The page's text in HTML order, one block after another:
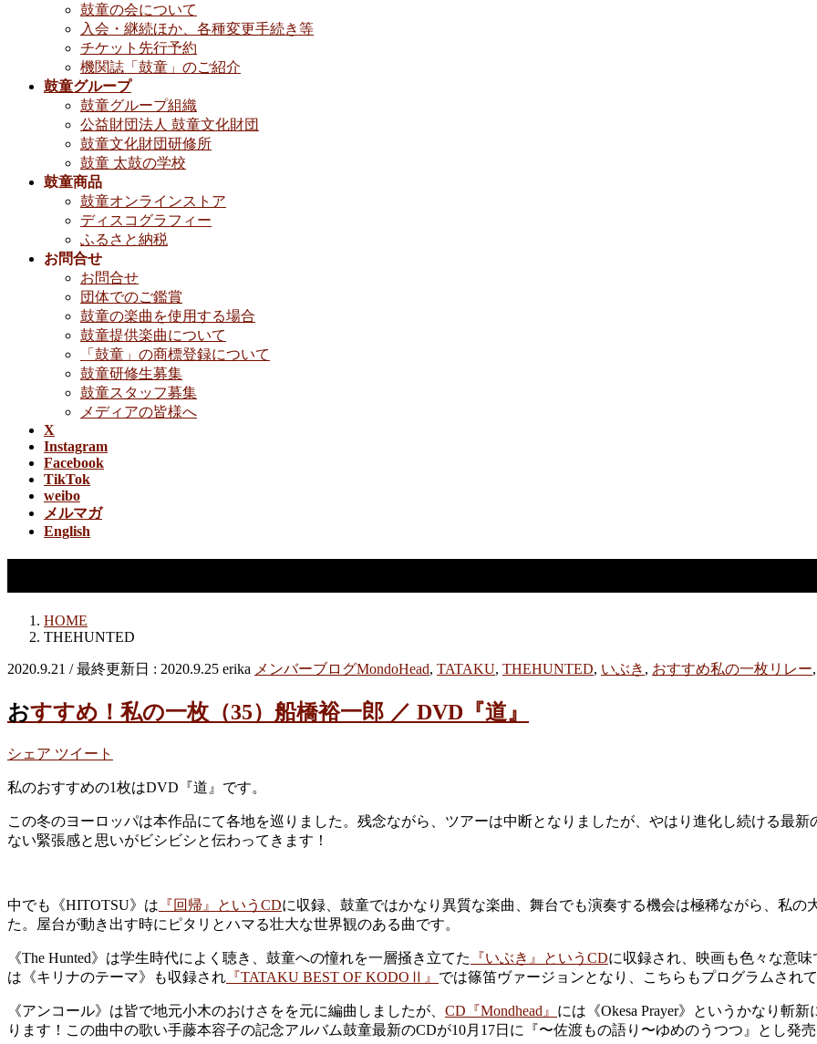
鼓童の会について
入会・継続ほか、各種変更手続き等
チケット先行予約
機関誌「鼓童」のご紹介
鼓童グループ
鼓童グループ組織
公益財団法人 鼓童文化財団
鼓童文化財団研修所
鼓童 太鼓の学校
鼓童商品
鼓童オンラインストア
ディスコグラフィー
ふるさと納税
お問合せ
お問合せ
団体でのご鑑賞
鼓童の楽曲を使用する場合
鼓童提供楽曲について
「鼓童」の商標登録について
鼓童研修生募集
鼓童スタッフ募集
メディアの皆様へ
X
Instagram
Facebook
TikTok
weibo
メルマガ
English
HOME
THEHUNTED
2020.9.21 / 最終更新日 : 2020.9.25 erika メンバーブログMondoHead, TATAKU, THEHUNTED, いぶき , おすすめ私の一枚リレー
おすすめ！私の一枚（35）船橋裕一郎 ／ DVD『道』
シェア ツイート
私のおすすめの1枚はDVD『道』です。
この冬のヨーロッパは本作品にて各地を巡りました。残念ながら、ツアーは中断となりましたが、やはり進化し続ける最
ない緊張感と思いがビシビシと伝わってきます！
中でも《HITOTSU》は 『回帰』というCDに収録、鼓童ではかなり異質な楽曲、舞台でも演奏する機会は極稀ながら、私
た。屋台が動き出す時にピタリとハマる壮大な世界観のある曲です。
《The Hunted》は学生時代によく聴き、鼓童への憧れを一層掻き立てた 『いぶき』というCDに収録され、映画も色々な意
は《キリナのテーマ》も収録され 『TATAKU BEST OF KODOⅡ』 では篠笛ヴァージョンとなり、こちらもプログラムされ
《アンコール》は皆で地元小木のおけさをを元に編曲しましたが、 CD『Mondhead』 には《Okesa Prayer》というかなり斬
ります！この曲中の歌い手藤本容子の記念アルバム鼓童最新のCDが10月17日に『〜佐渡もの語り〜ゆめのうつつ』とし発